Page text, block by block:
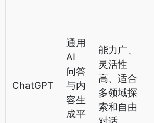
ChatGPT
通用
AI
问答
与内
容生
成平
能力广、
灵活性
高、适合
多领域探
索和自由